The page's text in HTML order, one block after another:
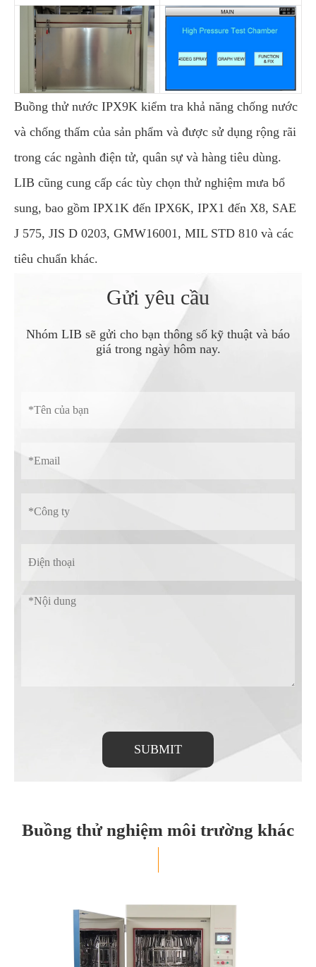
Buồng thử nước IPX9K kiểm tra khả năng chống nước
và chống thấm của sản phẩm và được sử dụng rộng rãi
trong các ngành điện tử, quân sự và hàng tiêu dùng.
LIB cũng cung cấp các tùy chọn thử nghiệm mưa bổ
sung, bao gồm IPX1K đến IPX6K, IPX1 đến X8, SAE
J 575, JIS D 0203, GMW16001, MIL STD 810 và các
tiêu chuẩn khác.
Gửi yêu cầu
Nhóm LIB sẽ gửi cho bạn thông số kỹ thuật và báo
giá trong ngày hôm nay.
SUBMIT
Buồng thử nghiệm môi trường khác